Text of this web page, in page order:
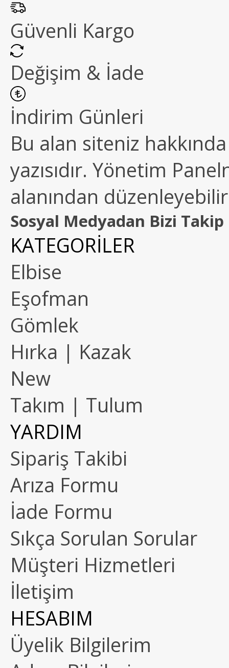
Güvenli Kargo
Değişim & İade
İndirim Günleri
Bu alan siteniz
yazısıdır. Yönetim
alanından
Sosyal Medyadan Bizi Takip
KATEGORİLER
Elbise
Eşofman
Gömlek
Hırka | Kazak
New
Takım | Tulum
YARDIM
Sipariş Takibi
Arıza Formu
İade Formu
Sıkça Sorulan Sorular
Müşteri Hizmetleri
İletişim
HESABIM
Üyelik Bilgilerim